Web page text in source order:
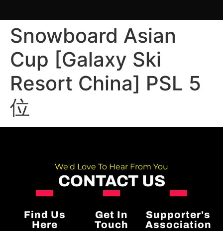
Snowboard Asian
Cup [Galaxy Ski
Resort China] PSL 5
位
We'd Love To Hear From You
CONTACT US
Find Us
Here
Get In
Touch
Supporter's
Association